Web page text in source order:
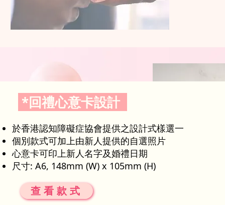
*回禮心意卡設計
於香港認知障礙症協會提供之設計式樣選一
個別款式可加上由新人提供的自選照片
心意卡可印上新人名字及婚禮日期
尺寸: A6, 148mm (W) x 105mm (H)
查看款式